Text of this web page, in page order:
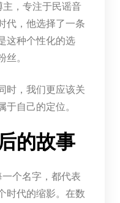
主，专注于民谣音
代，他选择了一条
这种个性化的选
丝。
时，我们更应该关
于自己的定位。
的故事
个名字，都代表
时代的缩影。在数